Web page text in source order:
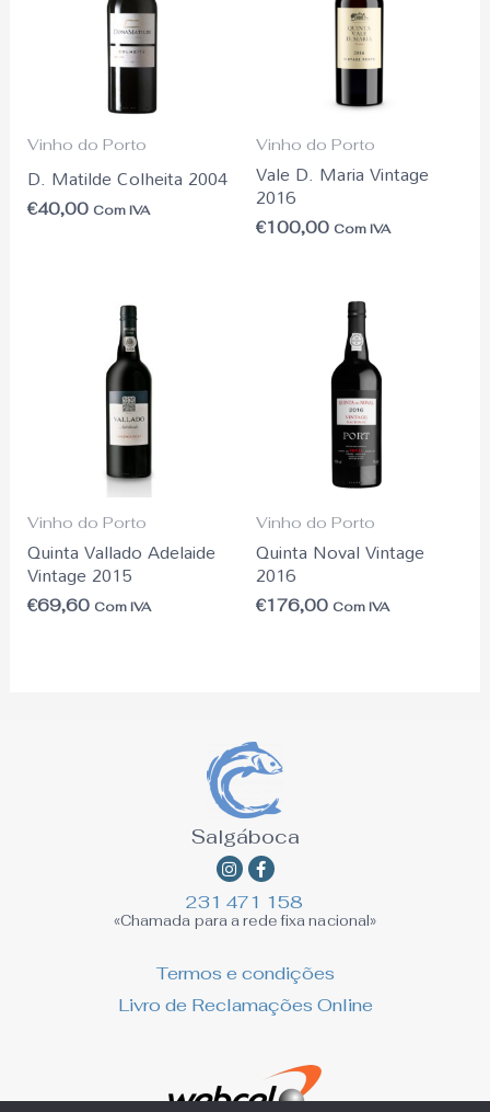
Vinho do Porto
D. Matilde Colheita 2004
€40,00 Com IVA
Vinho do Porto
Vale D. Maria Vintage
2016
€100,00 Com IVA
Vinho do Porto
Quinta Vallado Adelaide
Vintage 2015
€69,60 Com IVA
Vinho do Porto
Quinta Noval Vintage
2016
€176,00 Com IVA
Termos e condições
Livro de Reclamações Online
Salgáboca
Instagram
Facebook-
f
231 471 158
«Chamada para a rede fixa nacional»